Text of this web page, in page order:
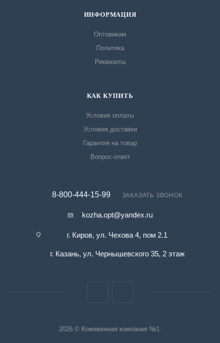
ИНФОРМАЦИЯ
Оптовикам
Политика
Реквизиты
КАК КУПИТЬ
Условия оплаты
Условия доставки
Гарантия на товар
Вопрос-ответ
8-800-444-15-99 ЗАКАЗАТЬ ЗВОНОК
kozha.opt@yandex.ru
г. Киров, ул. Чехова 4, пом 2.1
г. Казань, ул. Чернышевского 35, 2 этаж
2026 © Кожевенная компания №1.